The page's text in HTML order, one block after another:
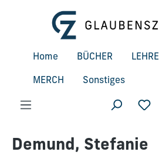
Zum Hauptinhalt springen
Home BÜCHER LEHRE
MERCH Sonstiges
Demund, Stefanie